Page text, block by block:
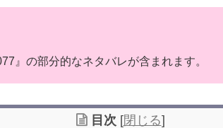
』の部分的なネタバレが含まれます。
目次 [閉じる]